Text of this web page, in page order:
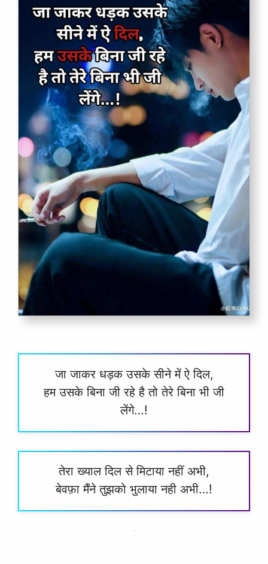
जा जाकर धड़क उसके सीने में ऐ दिल,
हम उसके बिना जी रहे है तो तेरे बिना भी जी
लेंगे…!
तेरा ख्याल दिल से मिटाया नहीं अभी,
बेवफ़ा मैंने तुझको भुलाया नही अभी…!